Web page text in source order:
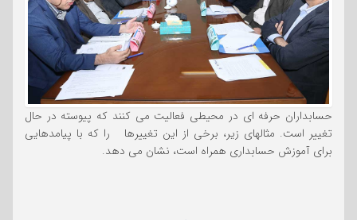
حسابداران حرفه ای در محیطی فعالیت می کنند که پیوسته در حال
تغییر است. مثالهای زیر، برخی از این تغییرها را که با پیامدهایی
برای آموزش حسابداری همراه است، نشان می دهد.